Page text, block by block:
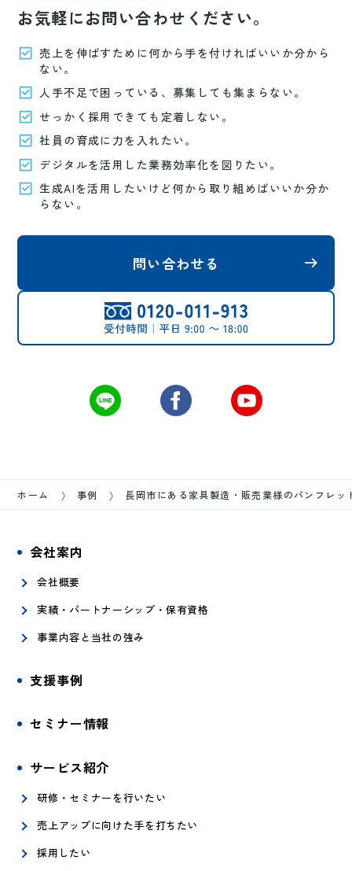
お気軽にお問い合わせください。
売上を伸ばすために何から手を付ければいいか分から
ない。
人手不足で困っている、募集しても集まらない。
せっかく採用できても定着しない。
社員の育成に力を入れたい。
デジタルを活用した業務効率化を図りたい。
生成AIを活用したいけど何から取り組めばいいか分か
らない。
問い合わせる
ホーム 事例 長岡市にある家具製造・販売業様のパンフレッ
会社案内
会社概要
実績・パートナーシップ・保有資格
事業内容と当社の強み
支援事例
セミナー情報
サービス紹介
研修・セミナーを行いたい
売上アップに向けた手を打ちたい
採用したい